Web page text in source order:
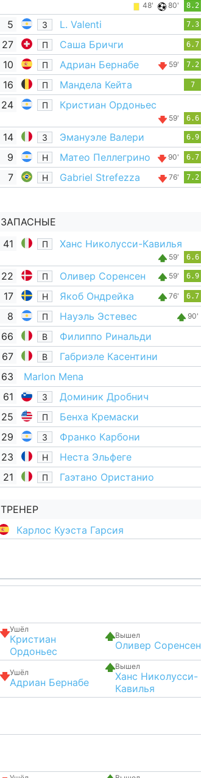
48' 80' 8.2
5 З L. Valenti 7.3
27 П Саша Бричги 6.7
10 П Адриан Бернабе 59' 7.2
16 П Мандела Кейта 7
24 П Кристиан Ордоньес
59' 6.6
14 З Эмануэле Валери 6.9
9 Н Матео Пеллегрино 90' 6.7
7 Н Gabriel Strefezza 76' 7.2
ЗАПАСНЫЕ
41
П Ханс Николусси-Кавилья
59' 6.6
22 П Оливер Соренсен 59' 6.9
17 Н Якоб Ондрейка 76' 6.7
8 П Науэль Эстевес 90'
66 В
Филиппо Ринальди
67
В
Габриэле Касентини
63
Marlon Mena
61
З
Доминик Дробнич
25
П
Бенха Кремаски
29
З
Франко Карбони
23
Н
Неста Эльфеге
21
П Гаэтано Ористанио
ТРЕНЕР
Карлос Куэста Гарсия
Ушёл
Кристиан
Ордоньес
Вышел
Оливер Соренсен
Ушёл
Адриан Бернабе
Вышел
Ханс Николусси-
Кавилья